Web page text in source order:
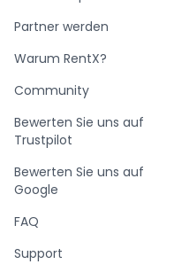
Partner werden
Warum RentX?
Community
Bewerten Sie uns auf
Trustpilot
Bewerten Sie uns auf
Google
FAQ
Support